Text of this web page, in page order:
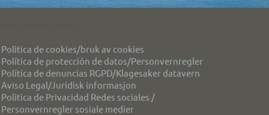
Politica de cookies/bruk av cookies
Política de protección de datos/Personvernregler
Política de denuncias RGPD/Klagesaker datavern
Aviso Legal/Juridisk informasjon
Politica de Privacidad Redes sociales /
Personvernregler sosiale medier